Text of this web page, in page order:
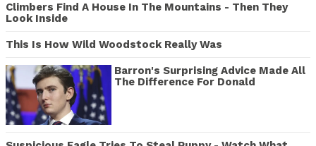
Climbers Find A House In The Mountains - Then They
Look Inside
This Is How Wild Woodstock Really Was
Barron's Surprising Advice Made All
The Difference For Donald